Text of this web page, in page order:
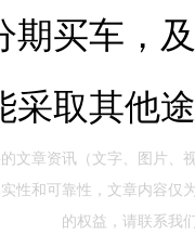
期买车，
采取其他
文章资讯（文字、图片
性和可靠性，文章内容仅
的权益，请联系我